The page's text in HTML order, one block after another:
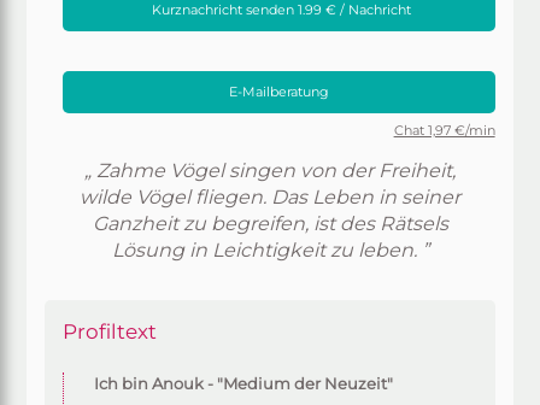
Kurznachricht senden 1.99 € / Nachricht
E-Mailberatung
Chat 1,97 €/min
„ Zahme Vögel singen von der Freiheit,
wilde Vögel fliegen. Das Leben in seiner
Ganzheit zu begreifen, ist des Rätsels
Lösung in Leichtigkeit zu leben. ”
Profiltext
Ich bin Anouk - "Medium der Neuzeit"